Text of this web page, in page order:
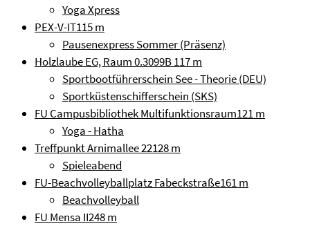
Yoga Xpress
PEX-V-IT115 m
Pausenexpress Sommer (Präsenz)
Holzlaube EG, Raum 0.3099B117 m
Sportbootführerschein See - Theorie (DEU)
Sportküstenschifferschein (SKS)
FU Campusbibliothek Multifunktionsraum121 m
Yoga - Hatha
Treffpunkt Arnimallee 22128 m
Spieleabend
FU-Beachvolleyballplatz Fabeckstraße161 m
Beachvolleyball
FU Mensa II248 m